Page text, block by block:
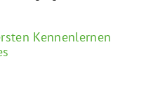
Kennenlernen